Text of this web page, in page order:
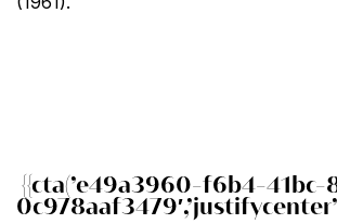
{{cta(’e49a3960-f6b4-41bc-